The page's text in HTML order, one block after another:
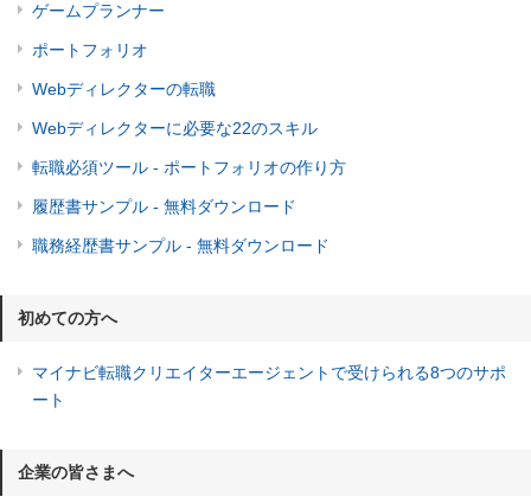
ゲームプランナー
ポートフォリオ
Webディレクターの転職
Webディレクターに必要な22のスキル
転職必須ツール - ポートフォリオの作り方
履歴書サンプル - 無料ダウンロード
職務経歴書サンプル - 無料ダウンロード
初めての方へ
マイナビ転職クリエイターエージェントで受けられる8つのサポ
ート
企業の皆さまへ